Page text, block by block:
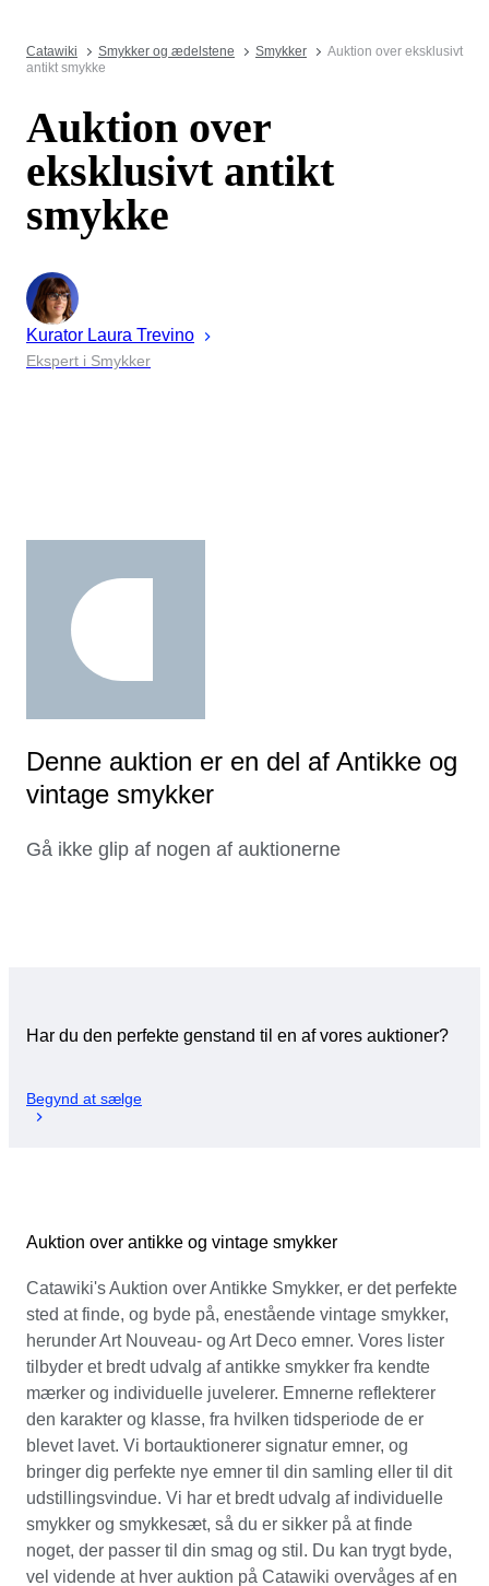
Catawiki Smykker og ædelstene Smykker
Auktion over eksklusivt
antikt smykke
Auktion over
eksklusivt antikt
smykke
Kurator Laura Trevino
Ekspert i Smykker
Denne auktion er en del af Antikke og
vintage smykker
Gå ikke glip af nogen af auktionerne
Har du den perfekte genstand til en af vores auktioner?
Begynd at sælge
Auktion over antikke og vintage smykker
Catawiki's Auktion over Antikke Smykker, er det perfekte
sted at finde, og byde på, enestående vintage smykker,
herunder Art Nouveau- og Art Deco emner. Vores lister
tilbyder et bredt udvalg af antikke smykker fra kendte
mærker og individuelle juvelerer. Emnerne reflekterer
den karakter og klasse, fra hvilken tidsperiode de er
blevet lavet. Vi bortauktionerer signatur emner, og
bringer dig perfekte nye emner til din samling eller til dit
udstillingsvindue. Vi har et bredt udvalg af individuelle
smykker og smykkesæt, så du er sikker på at finde
noget, der passer til din smag og stil. Du kan trygt byde,
vel vidende at hver auktion på Catawiki overvåges af en